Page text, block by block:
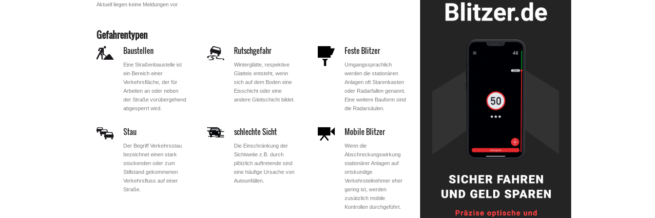
Aktuell liegen keine Meldungen vor
Gefahrentypen
Baustellen
Eine Straßenbaustelle ist
ein Bereich einer
Verkehrsfläche, der für
Arbeiten an oder neben
der Straße vorübergehend
abgesperrt wird.
Rutschgefahr
Winterglätte, respektive
Glatteis entsteht, wenn
sich auf dem Boden eine
Eisschicht oder eine
andere Gleitschicht bildet.
Feste Blitzer
Umgangssprachlich
werden die stationären
Anlagen oft Starenkasten
oder Radarfallen genannt.
Eine weitere Bauform sind
die Radarsäulen.
Stau
Der Begriff Verkehrsstau
bezeichnet einen stark
stockenden oder zum
Stillstand gekommenen
Verkehrsfluss auf einer
Straße.
schlechte Sicht
Die Einschränkung der
Sichtweite z.B. durch
plötzlich auftretende sind
eine häufige Ursache von
Autounfällen.
Mobile Blitzer
Wenn die
Abschreckungswirkung
stationärer Anlagen auf
ortskundige
Verkehrsteilnehmer eher
gering ist, werden
zusätzlich mobile
Kontrollen durchgeführt.